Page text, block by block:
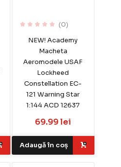
(0)
NEW! Academy
Macheta
Aeromodele USAF
Lockheed
Constellation EC-
121 Warning Star
1:144 ACD 12637
69.99 lei
Adaugă în coș